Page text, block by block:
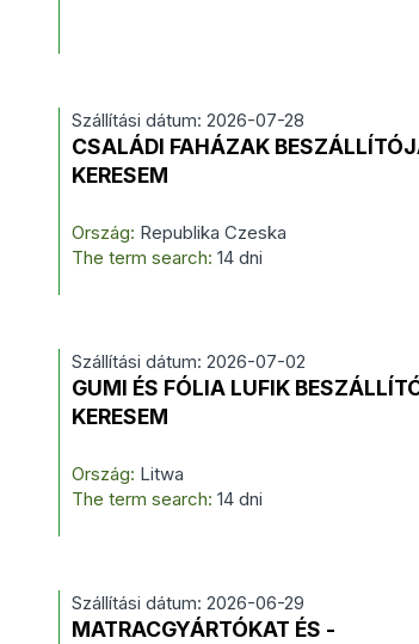
Szállítási dátum: 2026-07-28
CSALÁDI FAHÁZAK
KERESEM
Ország: Republika Czeska
The term search: 14 dni
Szállítási dátum: 2026-07-02
GUMI ÉS FÓLIA LUFIK
KERESEM
Ország: Litwa
The term search: 14 dni
Szállítási dátum: 2026-06-29
MATRACGYÁRTÓKAT ÉS -